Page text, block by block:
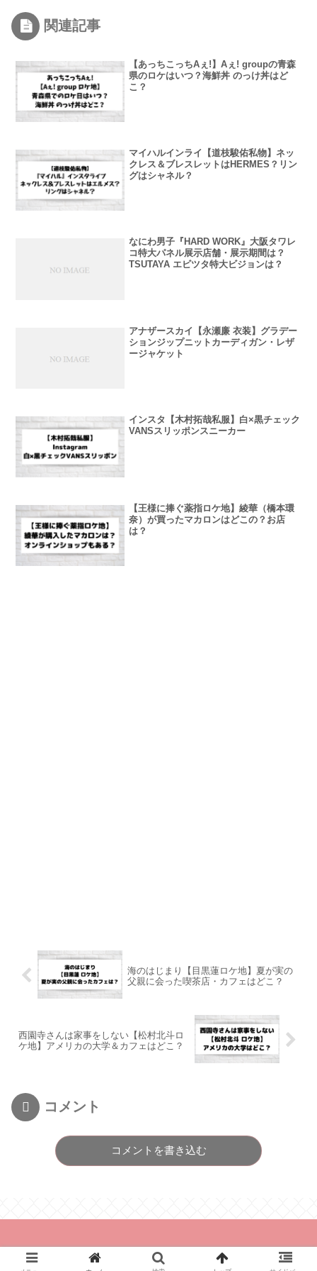
関連記事
【あっちこっちAぇ!】Aぇ! groupの青森
県のロケはいつ？海鮮丼 のっけ丼はど
こ？
マイハルインライ【道枝駿佑私物】ネッ
クレス＆ブレスレットはHERMES？リン
グはシャネル？
なにわ男子『HARD WORK』大阪タワレ
コ特大パネル展示店舗・展示期間は？
TSUTAYA エビツタ特大ビジョンは？
アナザースカイ【永瀬廉 衣装】グラデー
ションジップニットカーディガン・レザ
ージャケット
インスタ【木村拓哉私服】白×黒チェック
VANSスリッポンスニーカー
【王様に捧ぐ薬指ロケ地】綾華（橋本環
奈）が買ったマカロンはどこの？お店
は？
海のはじまり【目黒蓮ロケ地】夏が実の
父親に会った喫茶店・カフェはどこ？
西園寺さんは家事をしない【松村北斗ロ
ケ地】アメリカの大学＆カフェはどこ？
コメント
コメントを書き込む
© 2021 とれんどあんど.